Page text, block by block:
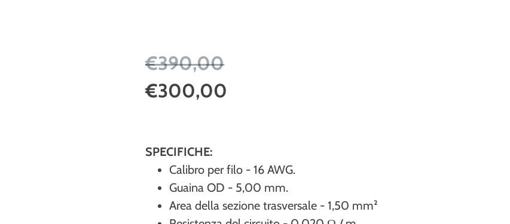
€390,00
€300,00
SPECIFICHE:
Calibro per filo - 16 AWG.
Guaina OD - 5,00 mm.
Area della sezione trasversale - 1,50 mm²